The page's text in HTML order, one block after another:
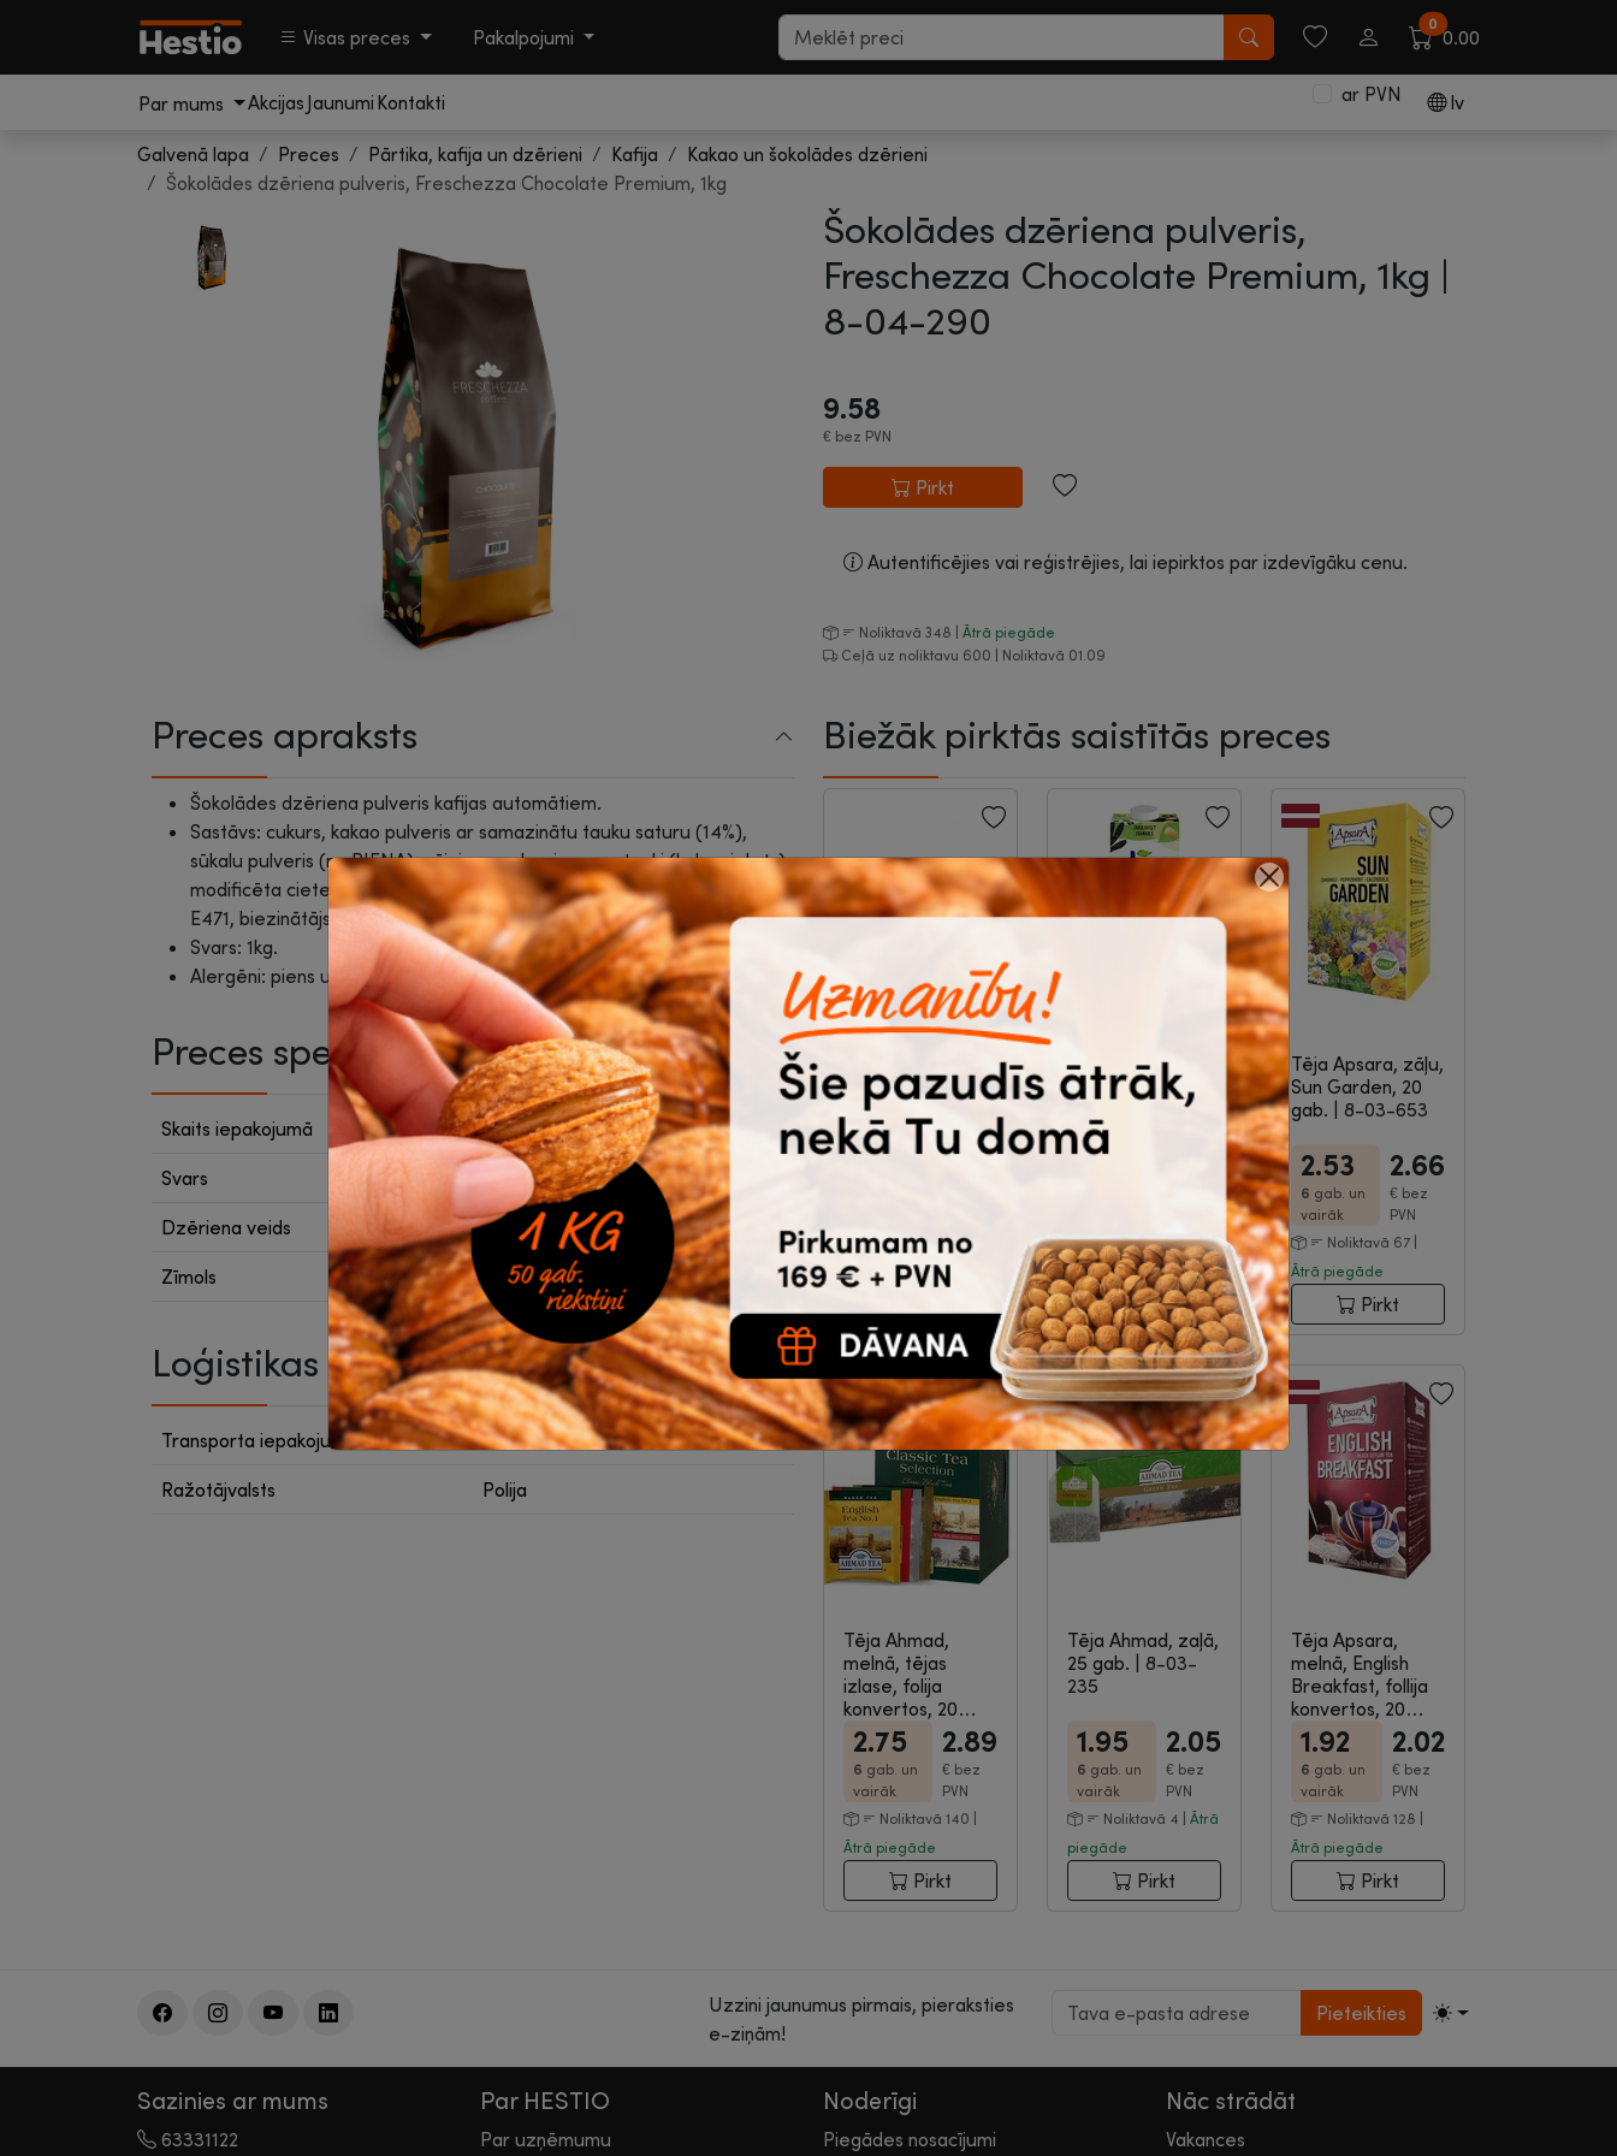
Visas preces Pakalpojumi
0
0.00
Par mums Akcijas Jaunumi Kontakti ar PVN lv
Galvenā lapa Preces Pārtika, kafija un dzērieni Kafija
Kakao un šokolādes dzērieni
Šokolādes dzēriena pulveris, Freschezza Chocolate Premium, 1kg
Šokolādes dzēriena pulveris,
Freschezza Chocolate Premium, 1kg |
8-04-290
9.58
€ bez PVN
Pirkt
Autentificējies vai reģistrējies, lai iepirktos par izdevīgāku cenu.
Noliktavā 348 | Ātrā piegāde
Ceļā uz noliktavu 600 | Noliktavā 01.09
Preces apraksts
Šokolādes dzēriena pulveris kafijas automātiem.
Sastāvs: cukurs, kakao pulveris ar samazinātu tauku saturu (14%),
sūkalu pulveris (no PIENA), vājpiena pulveris, augu tauki (kokosrieksts),
modificēta ciete, glikozes sīrups, sāls, stabilizators: E340, emulgators:
E471, biezinātājs: E466, aromatizētāji.
Svars: 1kg.
Alergēni: piens un tā produkti
Preces specifikācija
Skaits iepakojumā 1 gab.
Svars 1 kg
Dzēriena veids Kakao
Zīmols Freschezza
Loģistikas dati
Transporta iepakojumā 10
Ražotājvalsts Polija
Biežāk pirktās saistītās preces
augļu, upeņu
augļiem, 20 gab.
8-03-753
1.69 1.78
Noliktavā 25 |
Ātrā piegāde
Dzēriens sojas,
Alpro, Barista, 1L
2.74
Noliktavā 102 |
Ātrā piegāde
Pirkt
Tēja Apsara, zāļu,
Sun Garden, 20
gab.
8-03-653
2.53
6 gab. un
vairāk
2.66
€ bez
PVN
Noliktavā 67 |
Ātrā piegāde
Pirkt
Tēja Ahmad,
melnā, tējas
izlase, folija
konvertos, 20
gab.|8-03-209
2.75
6 gab. un
vairāk
2.89
€ bez
PVN
Noliktavā 140 |
Ātrā piegāde
Pirkt
Tēja Ahmad, zaļā,
25 gab.
8-03-
235
1.95
6 gab. un
vairāk
2.05
€ bez
PVN
Noliktavā 4 | Ātrā
piegāde
Pirkt
Tēja Apsara,
melnā, English
Breakfast, follija
konvertos, 20
gab...| 8-03-375
1.92
6 gab. un
vairāk
2.02
€ bez
PVN
Noliktavā 128 |
Ātrā piegāde
Pirkt
Uzzini jaunumus pirmais, pieraksties
e-ziņām!
Pieteikties
Sazinies ar mums
63331122
Par HESTIO
Par uzņēmumu
Noderīgi
Piegādes nosacījumi
Nāc strādāt
Vakances